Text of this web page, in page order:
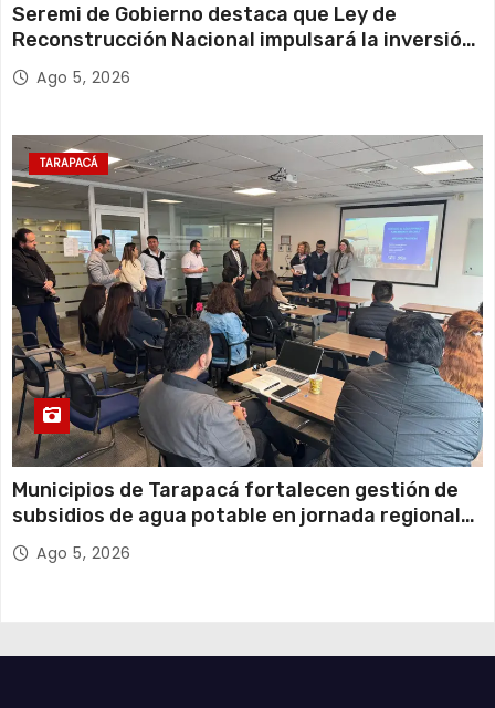
Seremi de Gobierno destaca que Ley de
Reconstrucción Nacional impulsará la inversión
y el empleo en Tarapacá
Ago 5, 2026
TARAPACÁ
Municipios de Tarapacá fortalecen gestión de
subsidios de agua potable en jornada regional
organizada por Aguas del Altiplano y ANDESS
Ago 5, 2026